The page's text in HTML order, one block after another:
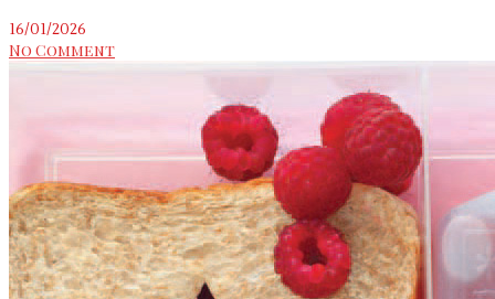
16/01/2026
No Comment